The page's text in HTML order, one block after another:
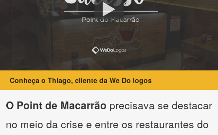
Conheça o Thiago, cliente da We Do logos
O Point de Macarrão precisava se destacar
no meio da crise e entre os restaurantes do